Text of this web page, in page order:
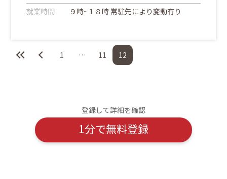
就業時間
９時~１８時 常駐先により変動有り
1 … 11 12
登録して詳細を確認
1分で無料登録